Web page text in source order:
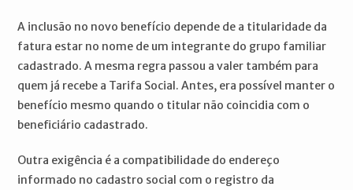
A inclusão no novo benefício depende de a titularidade da
fatura estar no nome de um integrante do grupo familiar
cadastrado. A mesma regra passou a valer também para
quem já recebe a Tarifa Social. Antes, era possível manter o
benefício mesmo quando o titular não coincidia com o
beneficiário cadastrado.
Outra exigência é a compatibilidade do endereço
informado no cadastro social com o registro da